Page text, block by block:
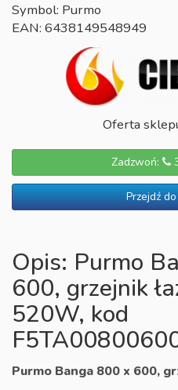
Symbol: Purmo
EAN: 6438149548949
Oferta
Zadzwoń:
Przejdź
Opis: Purmo
600, grzejnik
520W, kod
Purmo Banga 800 x 600,